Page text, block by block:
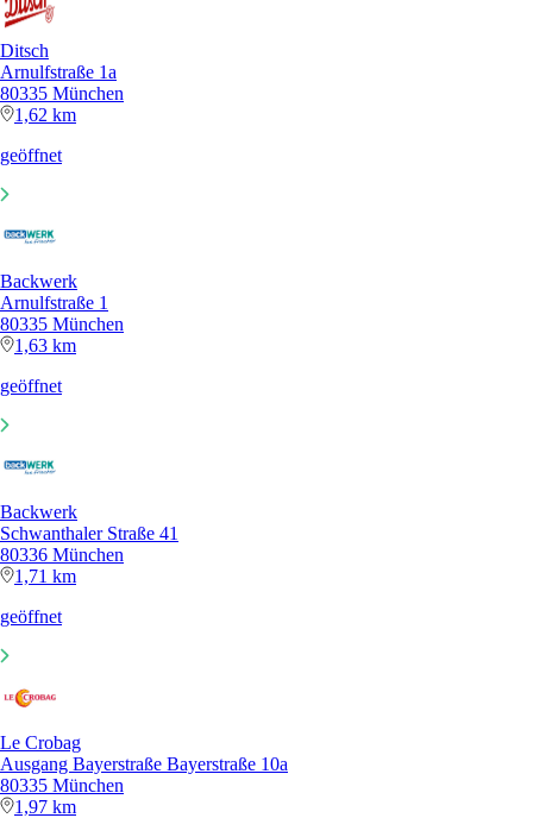
Ditsch
Arnulfstraße 1a
80335 München
1,62 km
geöffnet
Backwerk
Arnulfstraße 1
80335 München
1,63 km
geöffnet
Backwerk
Schwanthaler Straße 41
80336 München
1,71 km
geöffnet
Le Crobag
Ausgang Bayerstraße Bayerstraße 10a
80335 München
1,97 km